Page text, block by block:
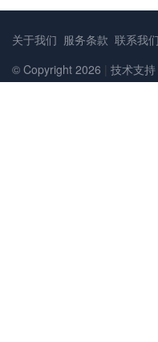
关于我们 服务条款 联系我们
© Copyright 2026 | 技术支